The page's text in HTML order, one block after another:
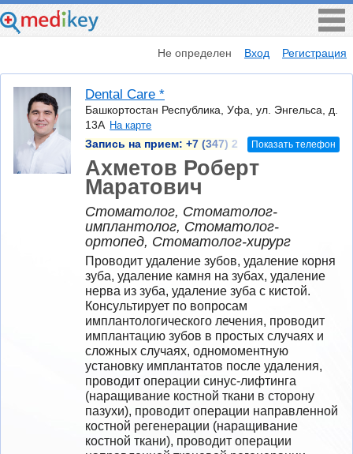
Не определен Вход Регистрация
Dental Care *
Башкортостан Республика, Уфа, ул. Энгельса, д.
13А На карте
Запись на прием: +7 (347) 2 Показать телефон
Ахметов Роберт
Маратович
Стоматолог, Стоматолог-
имплантолог, Стоматолог-
ортопед, Стоматолог-хирург
Проводит удаление зубов, удаление корня
зуба, удаление камня на зубах, удаление
нерва из зуба, удаление зуба с кистой.
Консультирует по вопросам
имплантологического лечения, проводит
имплантацию зубов в простых случаях и
сложных случаях, одномоментную
установку имплантатов после удаления,
проводит операции синус-лифтинга
(наращивание костной ткани в сторону
пазухи), проводит операции направленной
костной регенерации (наращивание
костной ткани), проводит операции